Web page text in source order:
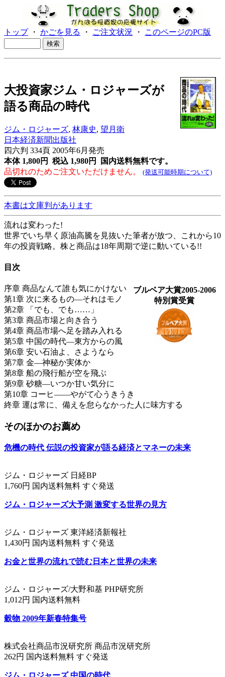
トップ・ かごを見る ・ ご注文状況 ・ このページのPC版
大投資家ジム・ロジャーズが
語る商品の時代
ジム・ロジャーズ, 林康史, 望月衛
日本経済新聞出版社
四六判 334頁 2005年6月発売
本体 1,800円 税込 1,980円
国内送料無料です。
品切れのためご注文いただけません。
(発送可能時期について)
本書は文庫判があります
流れは変わった!
世界でいち早く原油高騰を見抜いた筆者が放つ、これから10
年の投資戦略。株と商品は18年周期で逆に動いている!!
目次
ブルベア大賞2005-2006
特別賞受賞
序章 商品なんて誰も気にかけない
第1章 次に来るもの―それはモノ
第2章 「でも、でも……」
第3章 商品市場と向き合う
第4章 商品市場へ足を踏み入れる
第5章 中国の時代―東方からの風
第6章 安い石油よ、さようなら
第7章 金―神秘か実体か
第8章 船の飛行船が空を飛ぶ
第9章 砂糖―いつか甘い気分に
第10章 コーヒ――やがて心うきうき
終章 運は常に、備えを怠らなかった人に味方する
そのほかのお薦め
危機の時代 伝説の投資家が語る経済とマネーの未来
ジム・ロジャーズ 日経BP
1,760円 国内送料無料 すぐ発送
ジム・ロジャーズ大予測 激変する世界の見方
ジム・ロジャーズ 東洋経済新報社
1,430円 国内送料無料 すぐ発送
お金と世界の流れで読む日本と世界の未来
ジム・ロジャーズ/大野和基 PHP研究所
1,012円 国内送料無料
穀物 2009年新春特集号
株式会社商品市況研究所 商品市況研究所
262円 国内送料無料 すぐ発送
ジム・ロジャーズ 中国の時代